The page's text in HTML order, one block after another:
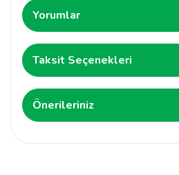
Yorumlar
Taksit Seçenekleri
Önerileriniz